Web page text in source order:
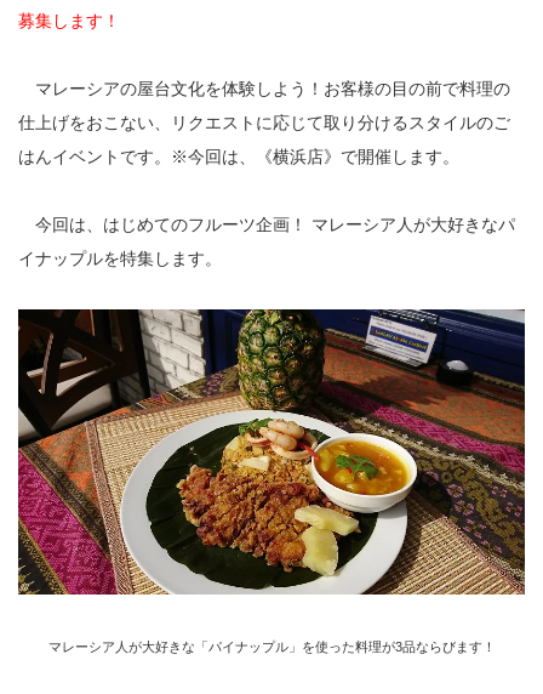
募集します！
マレーシアの屋台文化を体験しよう！お客様の目の前で料理の
仕上げをおこない、リクエストに応じて取り分けるスタイルのご
はんイベントです。※今回は、《横浜店》で開催します。
今回は、はじめてのフルーツ企画！ マレーシア人が大好きなパ
イナップルを特集します。
マレーシア人が大好きな「パイナップル」を使った料理が3品ならびます！